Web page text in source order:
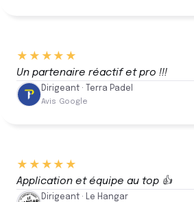
★★★★★
Un partenaire réactif et pro !!!
Dirigeant · Terra Padel
Avis Google
★★★★★
Application et équipe au top 👍
Dirigeant · Le Hangar